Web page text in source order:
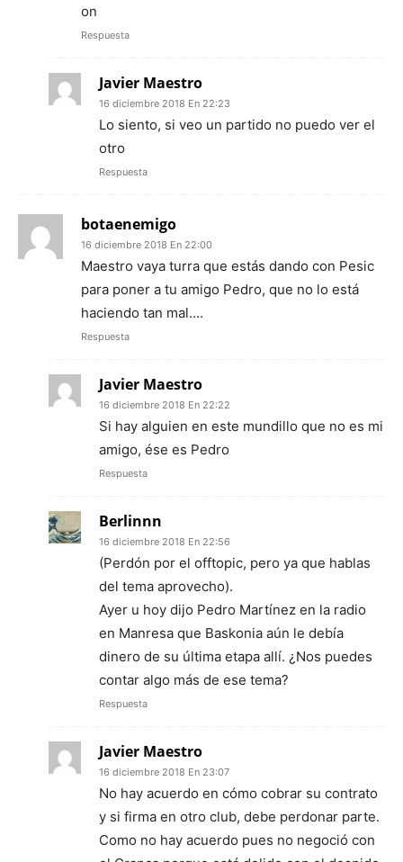
on
Respuesta
Javier Maestro
16 diciembre 2018 En 22:23
Lo siento, si veo un partido no puedo ver el
otro
Respuesta
botaenemigo
16 diciembre 2018 En 22:00
Maestro vaya turra que estás dando con Pesic
para poner a tu amigo Pedro, que no lo está
haciendo tan mal….
Respuesta
Javier Maestro
16 diciembre 2018 En 22:22
Si hay alguien en este mundillo que no es mi
amigo, ése es Pedro
Respuesta
Berlinnn
16 diciembre 2018 En 22:56
(Perdón por el offtopic, pero ya que hablas
del tema aprovecho).
Ayer u hoy dijo Pedro Martínez en la radio
en Manresa que Baskonia aún le debía
dinero de su última etapa allí. ¿Nos puedes
contar algo más de ese tema?
Respuesta
Javier Maestro
16 diciembre 2018 En 23:07
No hay acuerdo en cómo cobrar su contrato
y si firma en otro club, debe perdonar parte.
Como no hay acuerdo pues no negoció con